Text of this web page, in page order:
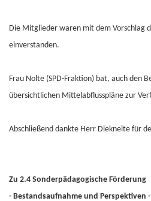
Die Mitglieder waren mit dem Vorschlag
einverstanden.
Frau Nolte (SPD-Fraktion) bat, auch den
übersichtlichen Mittelabflusspläne zur
Abschließend dankte Herr Diekneite für
Zu 2.4 Sonderpädagogische Förderung
- Bestandsaufnahme und Perspektiven -